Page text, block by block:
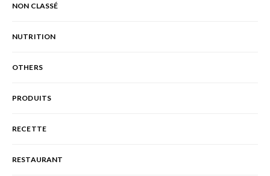
NON CLASSÉ
NUTRITION
OTHERS
PRODUITS
RECETTE
RESTAURANT